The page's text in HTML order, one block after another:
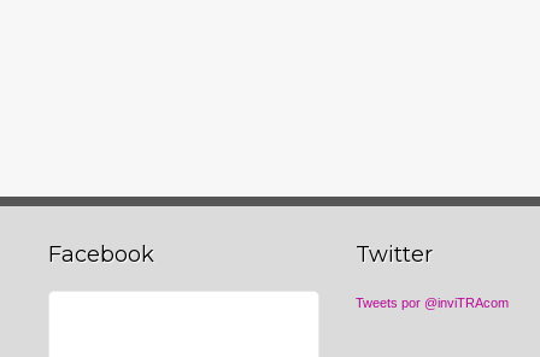
Facebook Twitter
Tweets por @inviTRAcom